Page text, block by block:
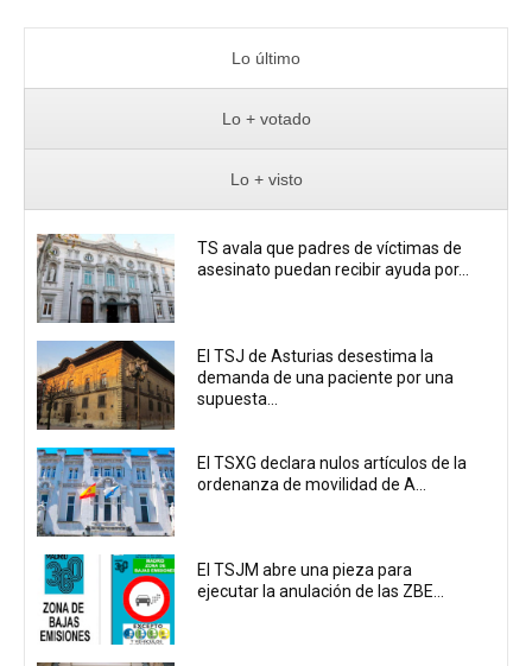
Lo último
Lo + votado
Lo + visto
TS avala que padres de víctimas de
asesinato puedan recibir ayuda por...
El TSJ de Asturias desestima la
demanda de una paciente por una
supuesta...
El TSXG declara nulos artículos de la
ordenanza de movilidad de A...
El TSJM abre una pieza para
ejecutar la anulación de las ZBE...